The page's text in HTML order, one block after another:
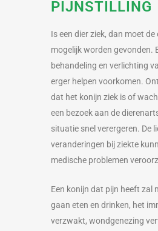
PIJNSTILLING
Is een dier ziek, dan moet de
mogelijk worden gevonden.
behandeling en verlichting
erger helpen voorkomen.
dat het konijn ziek is of
een bezoek aan de
situatie snel verergeren. De
veranderingen bij ziekte
medische problemen
Een konijn dat pijn heeft zal
gaan eten en drinken, het
verzwakt, wondgenezing